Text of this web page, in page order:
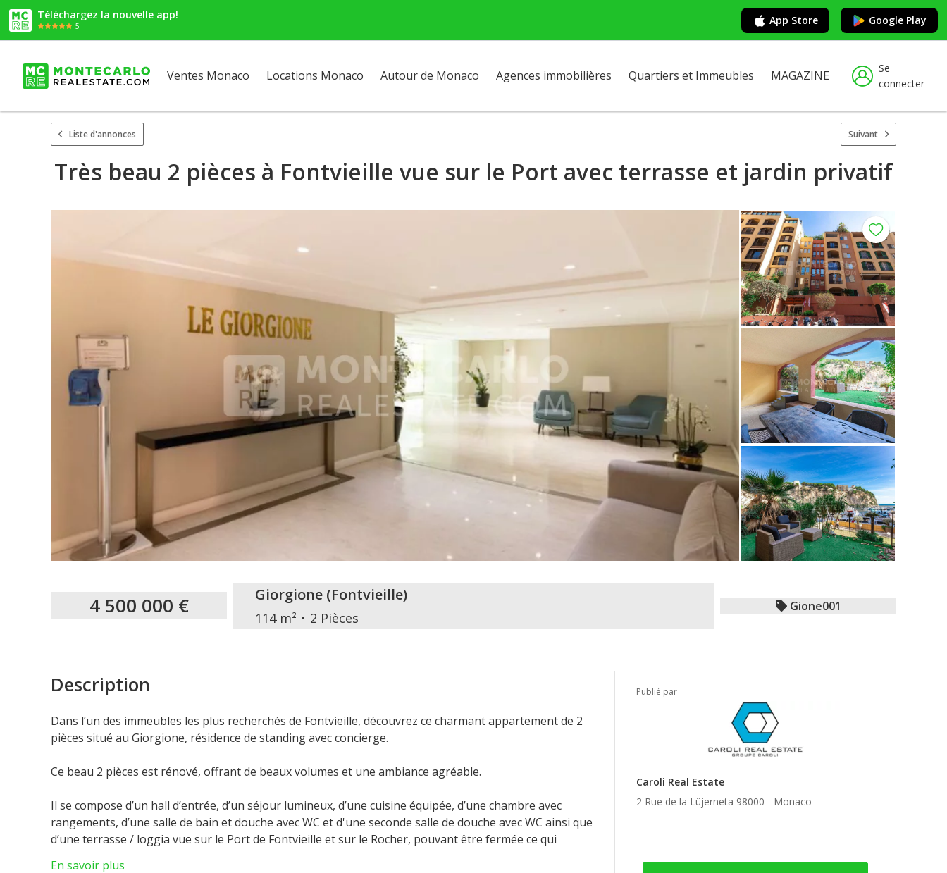
Téléchargez la nouvelle app!
5 App Store Google Play
Ventes Monaco Locations Monaco Autour de Monaco Agences immobilières Quartiers et Immeubles MAGAZINE
Se
connecter
Liste d'annonces Suivant
Très beau 2 pièces à Fontvieille vue sur le Port avec terrasse et jardin privatif
4 500 000 € Giorgione (Fontvieille)
114 m² 2 Pièces
Gione001
Publié par
Caroli Real Estate
2 Rue de la Lüjerneta 98000 - Monaco
Description
Dans l’un des immeubles les plus recherchés de Fontvieille, découvrez ce charmant appartement de 2
pièces situé au Giorgione, résidence de standing avec concierge.
Ce beau 2 pièces est rénové, offrant de beaux volumes et une ambiance agréable.
Il se compose d’un hall d’entrée, d’un séjour lumineux, d’une cuisine équipée, d’une chambre avec
rangements, d’une salle de bain et douche avec WC et d'une seconde salle de douche avec WC ainsi que
d’une terrasse / loggia vue sur le Port de Fontvieille et sur le Rocher, pouvant être fermée ce qui
En savoir plus